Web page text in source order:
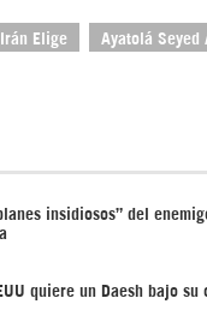
Irán Elige Ayatolá Seyed
insidiosos” del
quiere un Daesh bajo su